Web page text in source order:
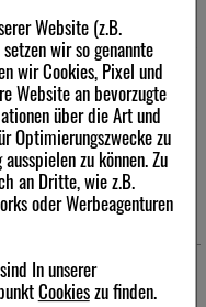
Website (z.B.
wir so genannte
wir Cookies, Pixel und
Website an bevorzugte
über die Art und
Optimierungszwecke zu
zu können. Zu
an Dritte, wie z.B.
oder Werbeagenturen
In unserer
Cookieszu finden.
Globuli
8,97 €
12,79 €²
zzgl. Versand
€pro 1 kg
lieferbar